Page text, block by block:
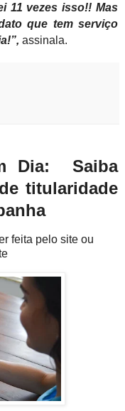
11 vezes isso!! Mas
que tem serviço
assinala.
Dia: Saiba
titularidade
feita pelo site ou